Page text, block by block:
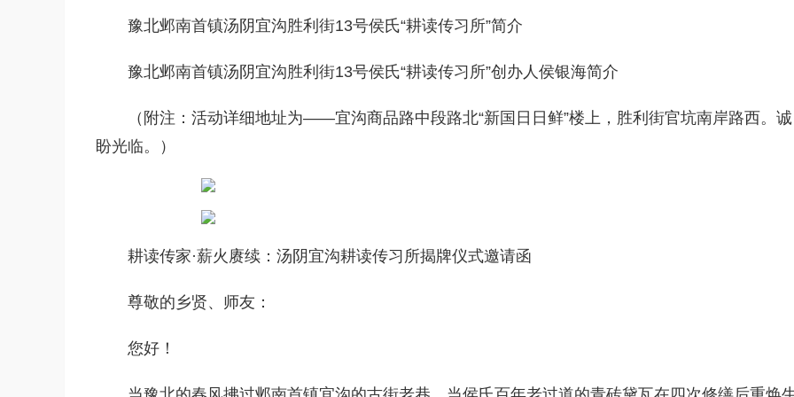
豫北邺南首镇汤阴宜沟胜利街13号侯氏“耕读传习所”简介
豫北邺南首镇汤阴宜沟胜利街13号侯氏“耕读传习所”创办人侯银海简介
（附注：活动详细地址为——宜沟商品路中段路北“新国日日鲜”楼上，胜利街官坑南岸路西。诚
盼光临。）
耕读传家·薪火赓续：汤阴宜沟耕读传习所揭牌仪式邀请函
尊敬的乡贤、师友：
您好！